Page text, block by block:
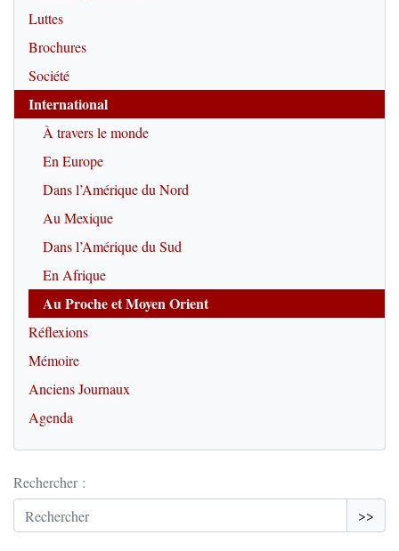
Luttes
Brochures
Société
International
À travers le monde
En Europe
Dans l’Amérique du Nord
Au Mexique
Dans l’Amérique du Sud
En Afrique
Au Proche et Moyen Orient
Réflexions
Mémoire
Anciens Journaux
Agenda
Rechercher :
>>